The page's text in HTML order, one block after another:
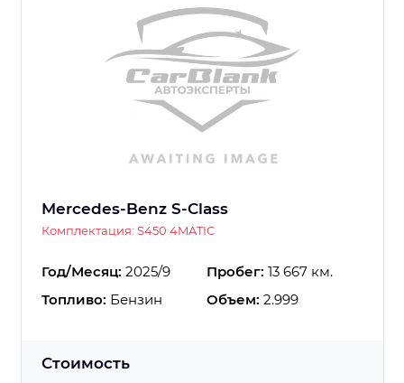
Mercedes-Benz S-Class
Комплектация: S450 4MATIC
Год/Месяц: 2025/9 Пробег: 13 667 км.
Топливо: Бензин Объем: 2.999
Стоимость